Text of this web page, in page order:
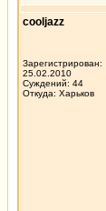
cooljazz
Зарегистрирован:
25.02.2010
Суждений: 44
Откуда: Харьков